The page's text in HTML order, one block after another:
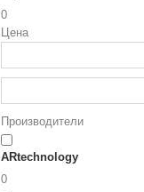
0
Цена
Производители
ARtechnology
0